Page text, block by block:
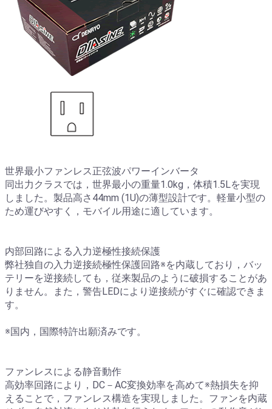
世界最小ファンレス正弦波パワーインバータ
同出力クラスでは，世界最小の重量1.0kg，体積1.5Lを実現
しました。製品高さ44mm (1U)の薄型設計です。軽量小型の
ため運びやすく，モバイル用途に適しています。
内部回路による入力逆極性接続保護
弊社独自の入力逆接続極性保護回路※を内蔵しており，バッ
テリーを逆接続しても，従来製品のように破損することがあ
りません。また，警告LEDにより逆接続がすぐに確認できま
す。
※国内，国際特許出願済みです。
ファンレスによる静音動作
高効率回路により，DC－AC変換効率を高めて※熱損失を抑
えることで，ファンレス構造を実現しました。ファンを内蔵